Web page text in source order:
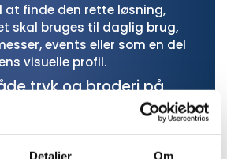
Detaljer Om
finde den rette løsning,
skal bruges til daglig brug,
events eller som en del
visuelle profil.
tryk og broderi på
tryk og broderi på
Hvilken løsning der passer